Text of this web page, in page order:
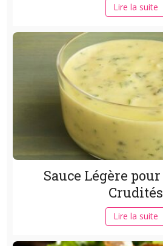
Lire la suite
Sauce Légère
Crudités
Lire la suite